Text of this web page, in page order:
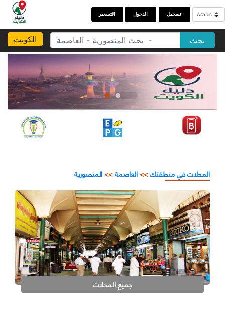
التسعير الدخول تسجيل
الكويت بحث
المحلات في منطقتك>>العاصمة>>المنصورية
جميع المحلات